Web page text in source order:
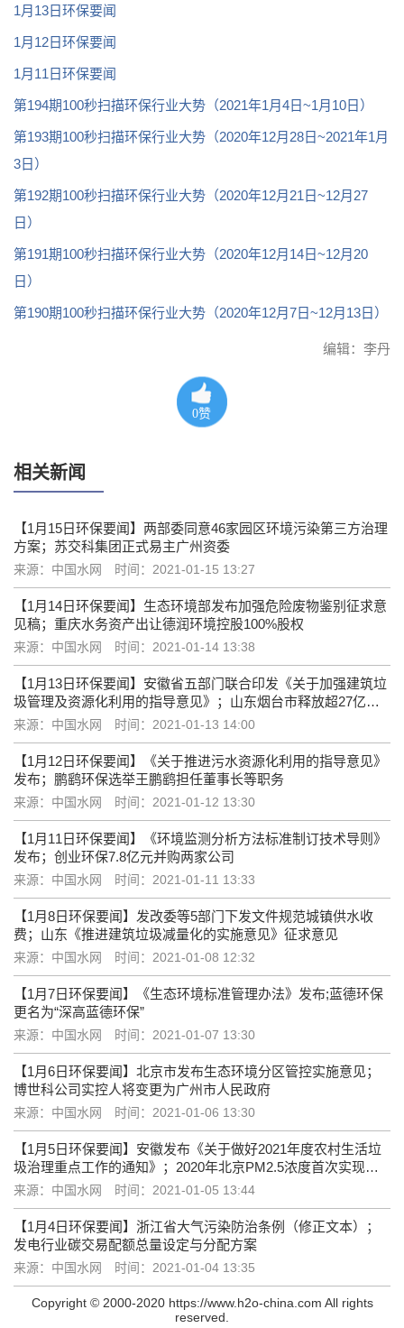
1月13日环保要闻
1月12日环保要闻
1月11日环保要闻
第194期100秒扫描环保行业大势（2021年1月4日~1月10日）
第193期100秒扫描环保行业大势（2020年12月28日~2021年1月
3日）
第192期100秒扫描环保行业大势（2020年12月21日~12月27
日）
第191期100秒扫描环保行业大势（2020年12月14日~12月20
日）
第190期100秒扫描环保行业大势（2020年12月7日~12月13日）
编辑：李丹
0赞
相关新闻
【1月15日环保要闻】两部委同意46家园区环境污染第三方治理
方案；苏交科集团正式易主广州资委
来源：中国水网 时间：2021-01-15 13:27
【1月14日环保要闻】生态环境部发布加强危险废物鉴别征求意
见稿；重庆水务资产出让德润环境控股100%股权
来源：中国水网 时间：2021-01-14 13:38
【1月13日环保要闻】安徽省五部门联合印发《关于加强建筑垃
圾管理及资源化利用的指导意见》；山东烟台市释放超27亿人
居环境综合治理大单
来源：中国水网 时间：2021-01-13 14:00
【1月12日环保要闻】《关于推进污水资源化利用的指导意见》
发布；鹏鹞环保选举王鹏鹞担任董事长等职务
来源：中国水网 时间：2021-01-12 13:30
【1月11日环保要闻】《环境监测分析方法标准制订技术导则》
发布；创业环保7.8亿元并购两家公司
来源：中国水网 时间：2021-01-11 13:33
【1月8日环保要闻】发改委等5部门下发文件规范城镇供水收
费；山东《推进建筑垃圾减量化的实施意见》征求意见
来源：中国水网 时间：2021-01-08 12:32
【1月7日环保要闻】《生态环境标准管理办法》发布;蓝德环保
更名为“深高蓝德环保”
来源：中国水网 时间：2021-01-07 13:30
【1月6日环保要闻】北京市发布生态环境分区管控实施意见；
博世科公司实控人将变更为广州市人民政府
来源：中国水网 时间：2021-01-06 13:30
【1月5日环保要闻】安徽发布《关于做好2021年度农村生活垃
圾治理重点工作的通知》；2020年北京PM2.5浓度首次实现
“30+”
来源：中国水网 时间：2021-01-05 13:44
【1月4日环保要闻】浙江省大气污染防治条例（修正文本）；
发电行业碳交易配额总量设定与分配方案
来源：中国水网 时间：2021-01-04 13:35
Copyright © 2000-2020 https://www.h2o-china.com All rights
reserved.